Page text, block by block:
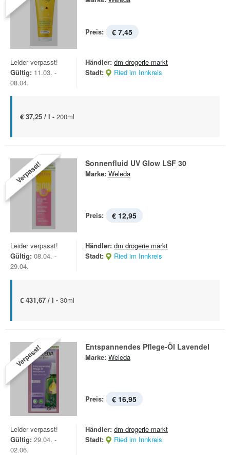
Preis: € 7,45
Leider verpasst!
Gültig: 11.03. -
08.04.
Händler: dm drogerie markt
Stadt:
Ried im Innkreis
€ 37,25 / l - 200ml
Verpasst! Sonnenfluid UV Glow LSF 30
Marke: Weleda
Preis: € 12,95
Leider verpasst!
Gültig: 08.04. -
29.04.
Händler: dm drogerie markt
Stadt:
Ried im Innkreis
€ 431,67 / l - 30ml
Verpasst! Entspannendes Pflege-Öl Lavendel
Marke: Weleda
Preis: € 16,95
Leider verpasst!
Gültig: 29.04. -
02.06.
Händler: dm drogerie markt
Stadt:
Ried im Innkreis